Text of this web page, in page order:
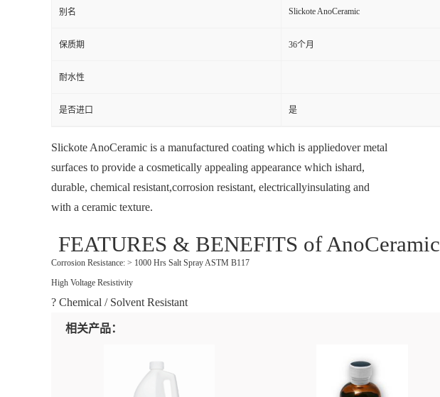
别名 Slickote AnoCeramic
保质期 36个月
耐水性
是否进口 是
Slickote AnoCeramic is a manufactured coating which is appliedover metal
surfaces to provide a cosmetically appealing appearance which ishard,
durable, chemical resistant,corrosion resistant, electricallyinsulating and
with a ceramic texture.
FEATURES & BENEFITS of AnoCeramic
Corrosion Resistance: > 1000 Hrs Salt Spray ASTM B117
High Voltage Resistivity
? Chemical / Solvent Resistant
相关产品：